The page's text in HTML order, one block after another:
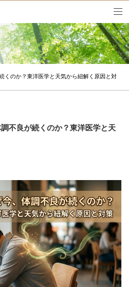
くのか？東洋医学と天気から紐解く原因と対
調不良が続くのか？東洋医学と天